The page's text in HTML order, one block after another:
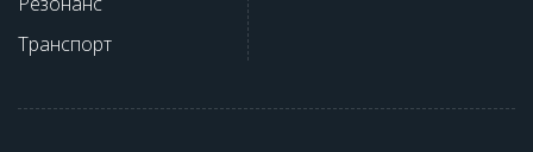
Транспорт